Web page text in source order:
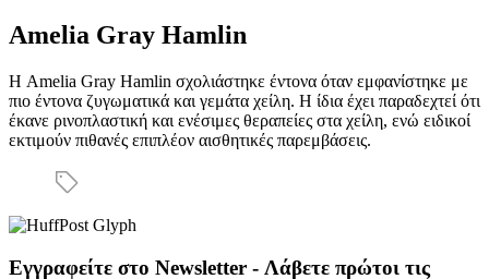
Amelia Gray Hamlin
Η Amelia Gray Hamlin σχολιάστηκε έντονα όταν εμφανίστηκε με
πιο έντονα ζυγωματικά και γεμάτα χείλη. Η ίδια έχει παραδεχτεί ότι
έκανε ρινοπλαστική και ενέσιμες θεραπείες στα χείλη, ενώ ειδικοί
εκτιμούν πιθανές επιπλέον αισθητικές παρεμβάσεις.
Εγγραφείτε στο Newsletter - Λάβετε πρώτοι τις